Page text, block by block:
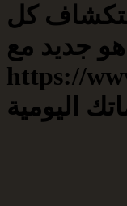
كل
جديد مع
https://
اليومية